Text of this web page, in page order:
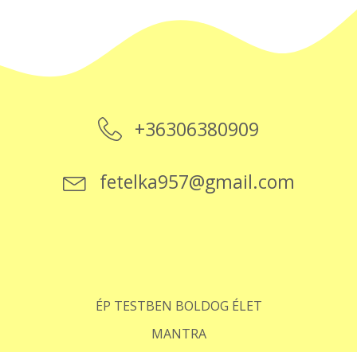
+36306380909
fetelka957@gmail.com
ÉP TESTBEN BOLDOG ÉLET
MANTRA